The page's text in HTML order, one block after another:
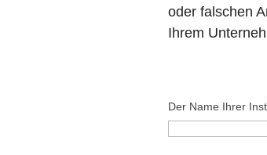
oder falschen
Ihrem
Der Name Ihrer